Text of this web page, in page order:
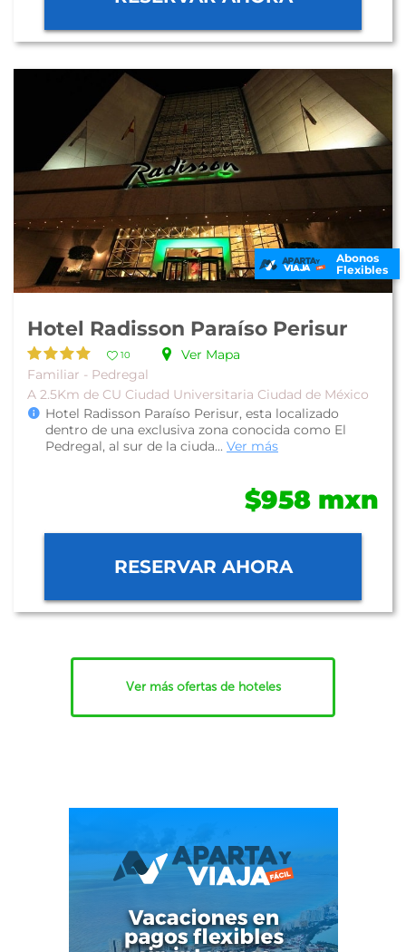
Abonos
Flexibles
Hotel Radisson Paraíso Perisur
10
Ver Mapa
Familiar - Pedregal
A 2.5Km de CU Ciudad Universitaria Ciudad de México
Hotel Radisson Paraíso Perisur, esta localizado
dentro de una exclusiva zona conocida como El
Pedregal, al sur de la ciuda... Ver más
$958 mxn
RESERVAR AHORA
Ver más ofertas de hoteles